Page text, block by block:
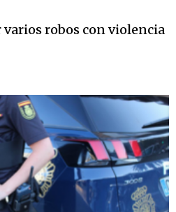
robos con violencia